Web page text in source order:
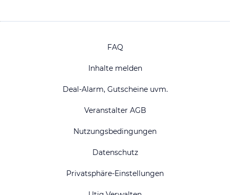
FAQ
Inhalte melden
Deal-Alarm, Gutscheine uvm.
Veranstalter AGB
Nutzungsbedingungen
Datenschutz
Privatsphäre-Einstellungen